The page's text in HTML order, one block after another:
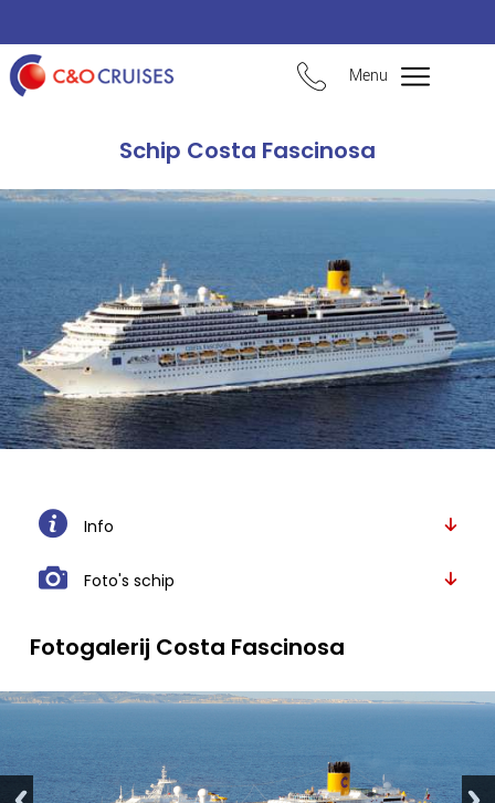
Menu
Schip Costa Fascinosa
Info
Foto's schip
Fotogalerij Costa Fascinosa